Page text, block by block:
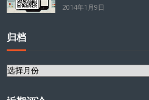
2014年1月9日
归档
归